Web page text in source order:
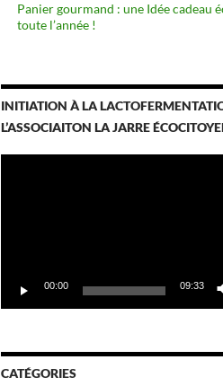
Panier gourmand : une Idée cadeau
toute l’année !
INITIATION À LA
L’ASSOCIAITON LA JARRE
00:00 09:33
CATÉGORIES